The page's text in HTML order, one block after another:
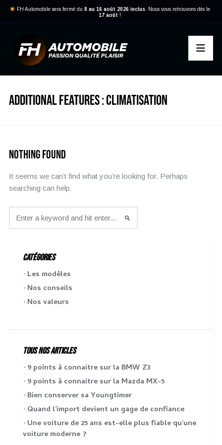
FH Automobile sera fermé du 8 au 16 août 2026 inclus. Nous vous retrouvons dès le
17 août !
ADDITIONAL FEATURES :CLIMATISATION
Nothing Found
It seems we can’t find what you’re looking for. Perhaps
searching can help.
CATÉGORIES
Les modèles
Nos conseils
Nos valeurs
TOUS NOS ARTICLES
9 points à connaitre sur la BMW Z3
9 points à connaitre sur la Mazda MX-5
Bien conserver sa Youngtimer
Quand l’import devient un gage de confiance
Une voiture de 25 ans est-elle plus fiable qu’une
voiture moderne ?